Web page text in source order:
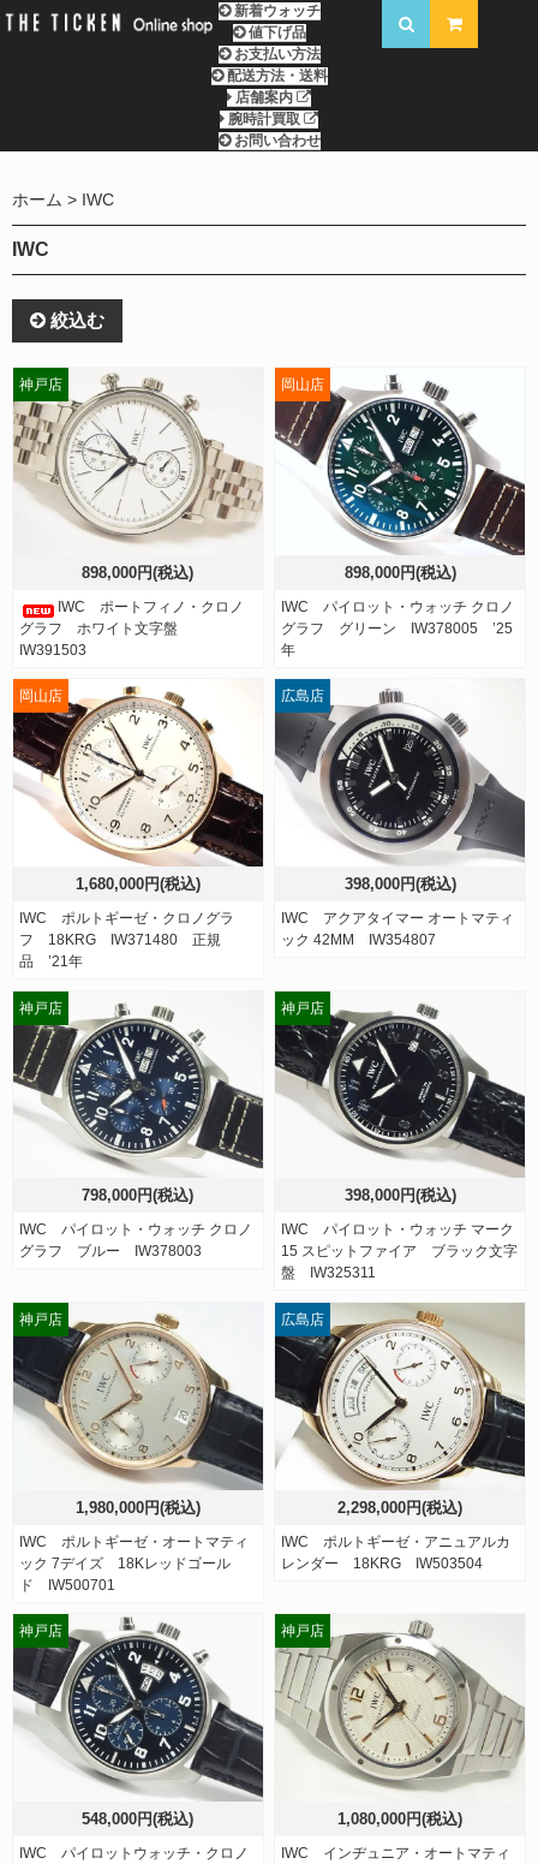
新着ウォッチ
値下げ品
お支払い方法
配送方法・送料
店舗案内
腕時計買取
お問い合わせ
ホーム IWC
IWC
絞込む
898,000円(税込)
IWC ポートフィノ・クロノ
グラフ ホワイト文字盤
IW391503
神戸店
898,000円(税込)
IWC パイロット・ウォッチ クロノ
グラフ グリーン IW378005 ’25
年
岡山店
1,680,000円(税込)
IWC ポルトギーゼ・クロノグラ
フ 18KRG IW371480 正規
品 ’21年
岡山店
398,000円(税込)
IWC アクアタイマー オートマティ
ック 42MM IW354807
広島店
798,000円(税込)
IWC パイロット・ウォッチ クロノ
グラフ ブルー IW378003
神戸店
398,000円(税込)
IWC パイロット・ウォッチ マーク
15 スピットファイア ブラック文字
盤 IW325311
神戸店
1,980,000円(税込)
IWC ポルトギーゼ・オートマティ
ック 7デイズ 18Kレッドゴール
ド IW500701
神戸店
2,298,000円(税込)
IWC ポルトギーゼ・アニュアルカ
レンダー 18KRG IW503504
広島店
548,000円(税込)
IWC パイロットウォッチ・クロノ
神戸店
1,080,000円(税込)
IWC インヂュニア・オートマティ
神戸店